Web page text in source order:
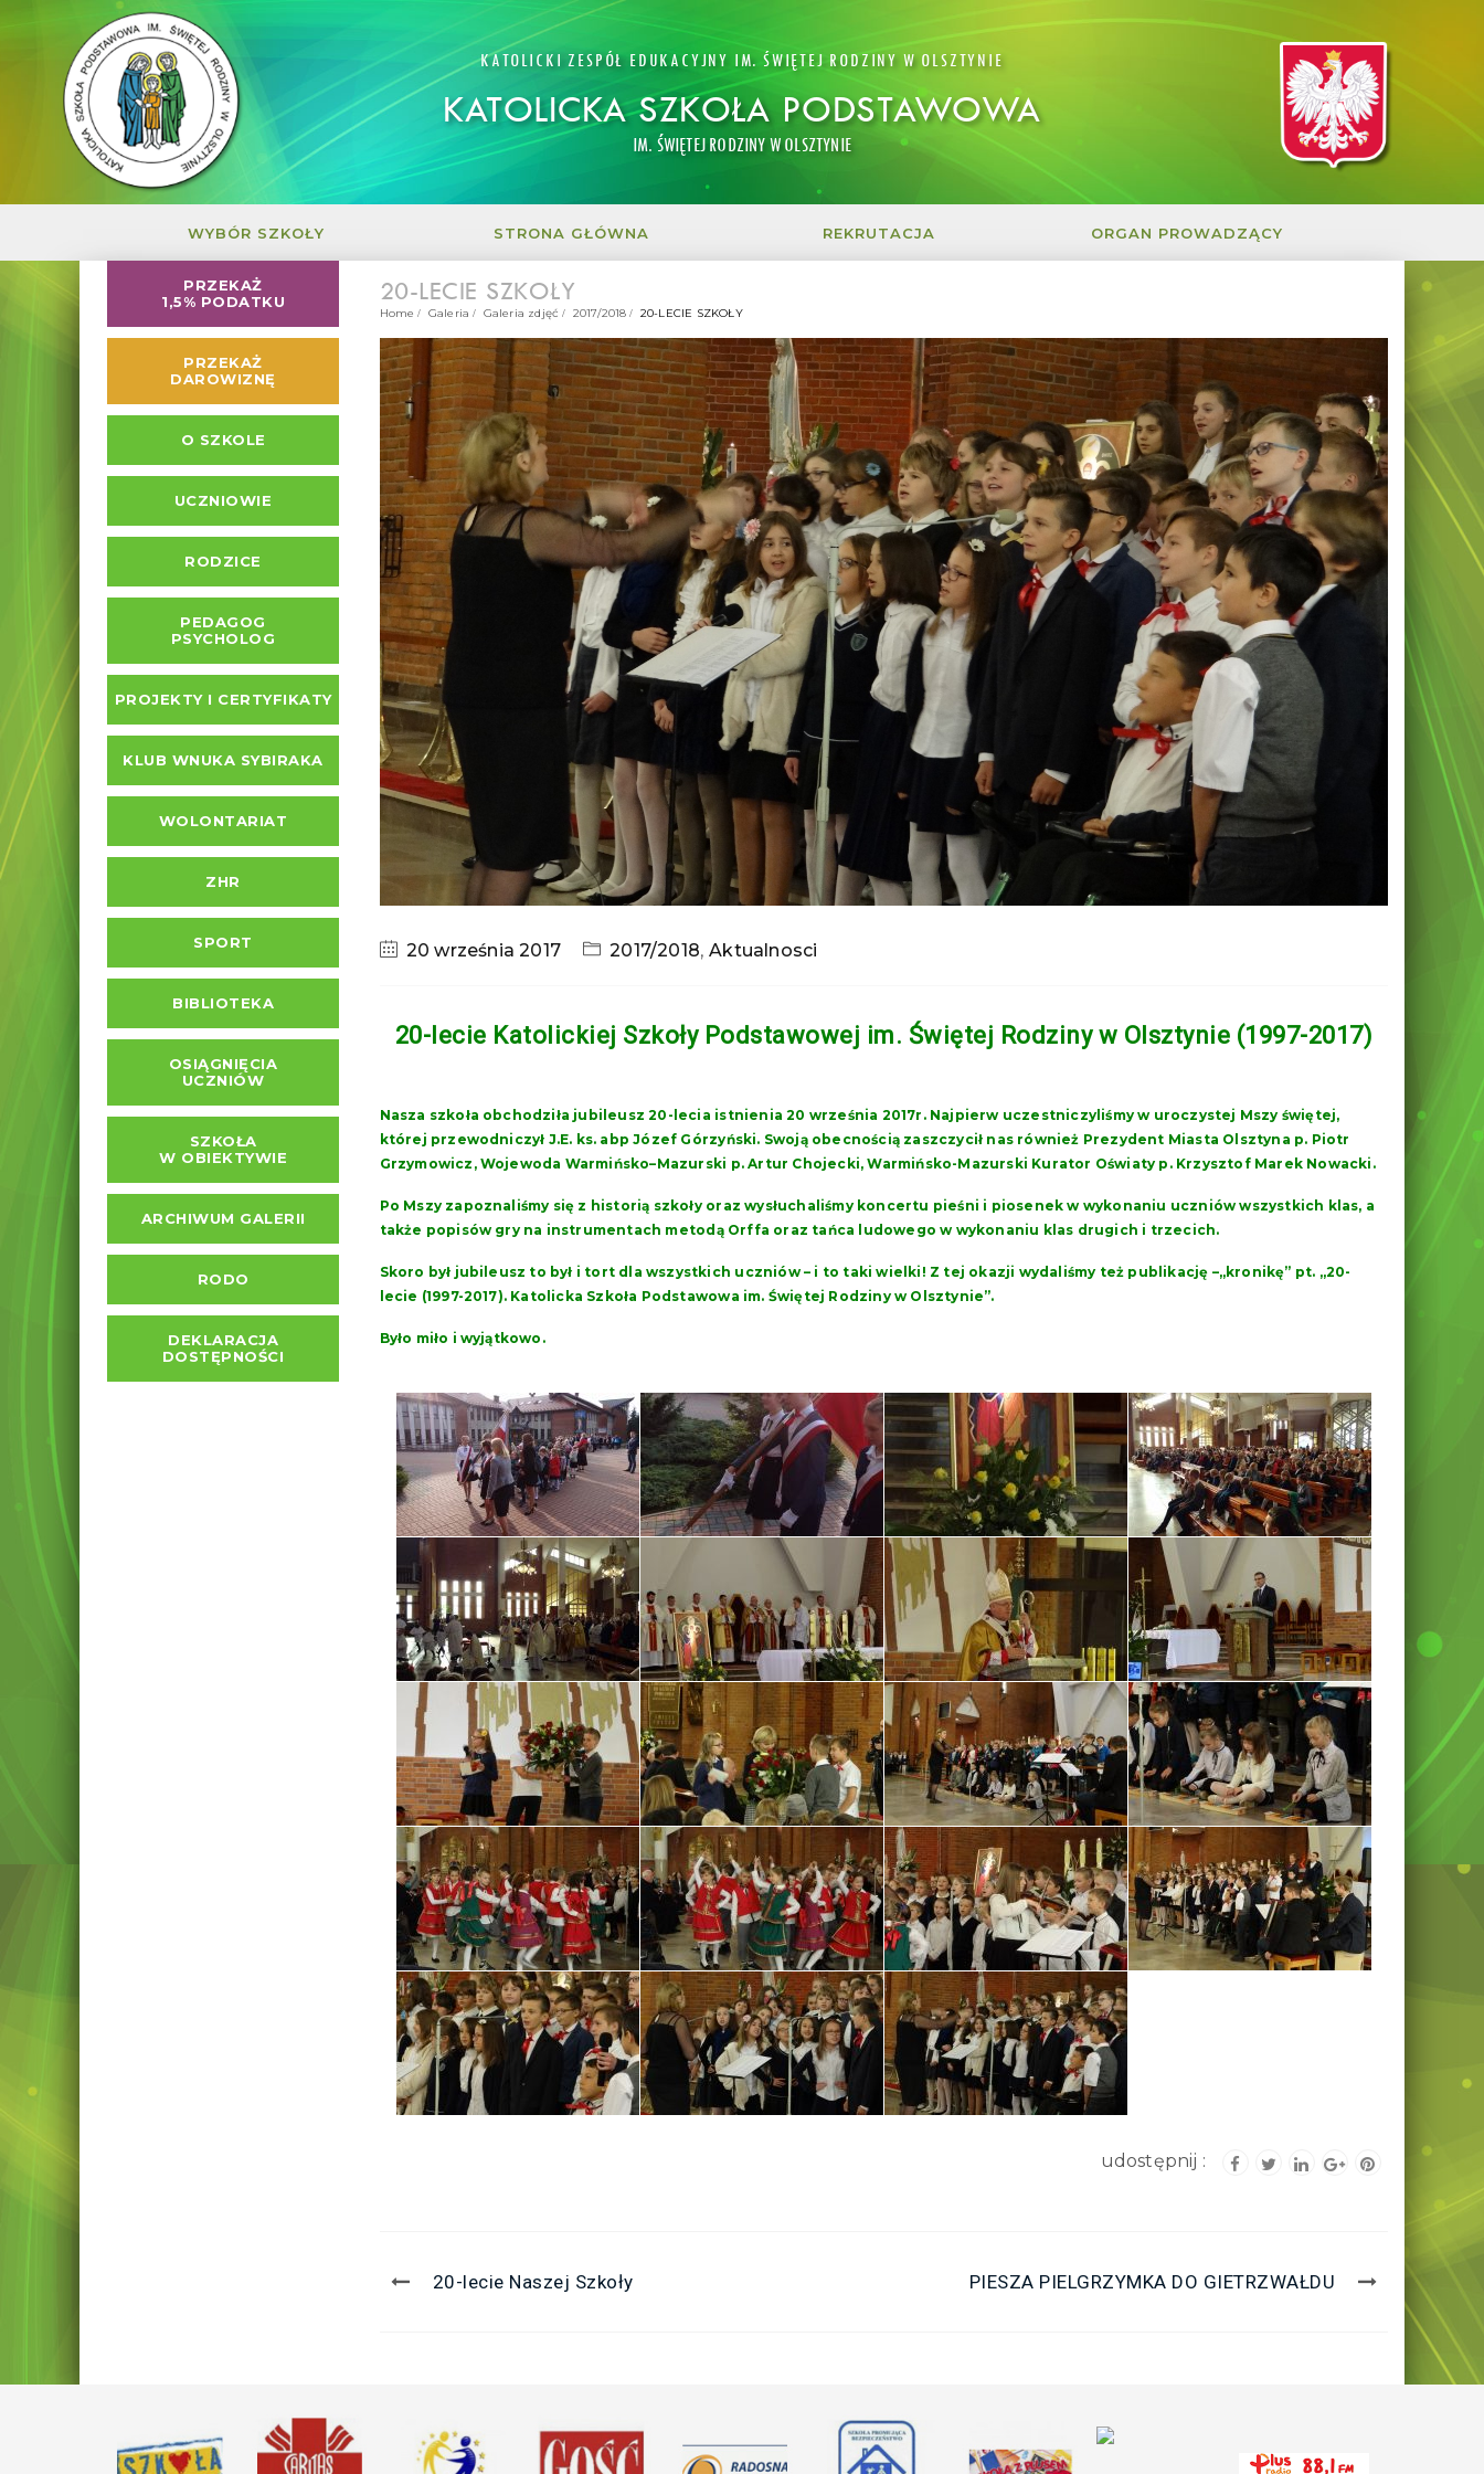
KATOLICKI ZESPÓŁ EDUKACYJNY IM. ŚWIĘTEJ RODZINY W OLSZTYNIE
KATOLICKA SZKOŁA PODSTAWOWA
IM. ŚWIĘTEJ RODZINY W OLSZTYNIE
WYBÓR SZKOŁY STRONA GŁÓWNA REKRUTACJA ORGAN PROWADZĄCY
20-LECIE SZKOŁY
Home Galeria Galeria zdjęć 2017/2018 20-LECIE SZKOŁY
20 września 2017 2017/2018, Aktualnosci
20-lecie Katolickiej Szkoły Podstawowej im. Świętej Rodziny w Olsztynie (1997-2017)
Nasza szkoła obchodziła jubileusz 20-lecia istnienia 20 września 2017r. Najpierw uczestniczyliśmy w uroczystej Mszy świętej,
której przewodniczył J.E. ks. abp Józef Górzyński. Swoją obecnością zaszczycił nas również Prezydent Miasta Olsztyna p. Piotr
Grzymowicz, Wojewoda Warmińsko–Mazurski p. Artur Chojecki, Warmińsko-Mazurski Kurator Oświaty p. Krzysztof Marek Nowacki.
Po Mszy zapoznaliśmy się z historią szkoły oraz wysłuchaliśmy koncertu pieśni i piosenek w wykonaniu uczniów wszystkich klas, a
także popisów gry na instrumentach metodą Orffa oraz tańca ludowego w wykonaniu klas drugich i trzecich.
Skoro był jubileusz to był i tort dla wszystkich uczniów – i to taki wielki! Z tej okazji wydaliśmy też publikację –„kronikę” pt. „20-
lecie (1997-2017). Katolicka Szkoła Podstawowa im. Świętej Rodziny w Olsztynie”.
Było miło i wyjątkowo.
20-lecie Naszej Szkoły PIESZA PIELGRZYMKA DO GIETRZWAŁDU
PRZEKAŻ
1,5% PODATKU
PRZEKAŻ
DAROWIZNĘ
O SZKOLE
UCZNIOWIE
RODZICE
PEDAGOG
PSYCHOLOG
PROJEKTY I CERTYFIKATY
KLUB WNUKA SYBIRAKA
WOLONTARIAT
ZHR
SPORT
BIBLIOTEKA
OSIĄGNIĘCIA
UCZNIÓW
SZKOŁA
W OBIEKTYWIE
ARCHIWUM GALERII
RODO
DEKLARACJA
DOSTĘPNOŚCI